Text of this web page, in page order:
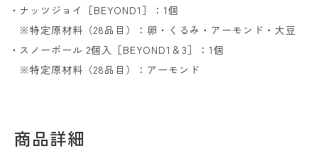
・ナッツジョイ［BEYOND1］：1個
※特定原材料（28品目）：卵・くるみ・アーモンド・大豆
・スノーボール 2個入［BEYOND1＆3］：1個
※特定原材料（28品目）：アーモンド
商品詳細